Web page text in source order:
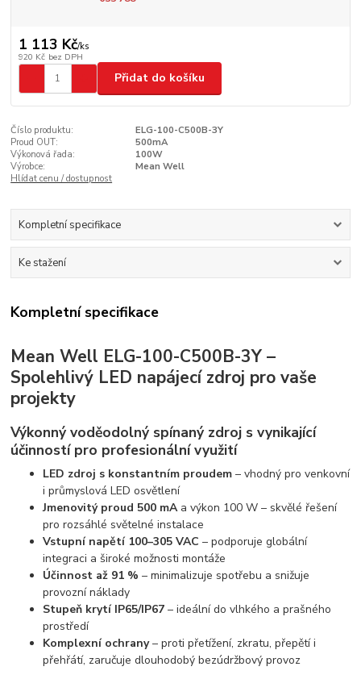
1 113 Kč/ks
920 Kč bez DPH
Přidat do košíku
Číslo produktu:
ELG-100-C500B-3Y
Proud OUT:
500mA
Výkonová řada:
100W
Výrobce:
Mean Well
Hlídat cenu / dostupnost
Kompletní specifikace
Ke stažení
Kompletní specifikace
Mean Well ELG-100-C500B-3Y –
Spolehlivý LED napájecí zdroj pro vaše
projekty
Výkonný voděodolný spínaný zdroj s vynikající
účinností pro profesionální využití
LED zdroj s konstantním proudem – vhodný pro venkovní
i průmyslová LED osvětlení
Jmenovitý proud 500 mAa výkon 100 W – skvělé řešení
pro rozsáhlé světelné instalace
Vstupní napětí 100–305 VAC – podporuje globální
integraci a široké možnosti montáže
Účinnost až 91 % – minimalizuje spotřebu a snižuje
provozní náklady
Stupeň krytí IP65/IP67 – ideální do vlhkého a prašného
prostředí
Komplexní ochrany– proti přetížení, zkratu, přepětí i
přehřátí, zaručuje dlouhodobý bezúdržbový provoz